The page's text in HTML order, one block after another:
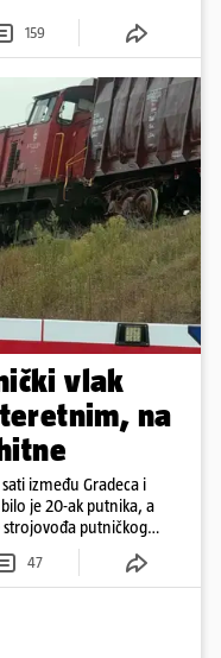
159
vlak
na
između Gradeca i
je 20-ak putnika, a
putničkog
47